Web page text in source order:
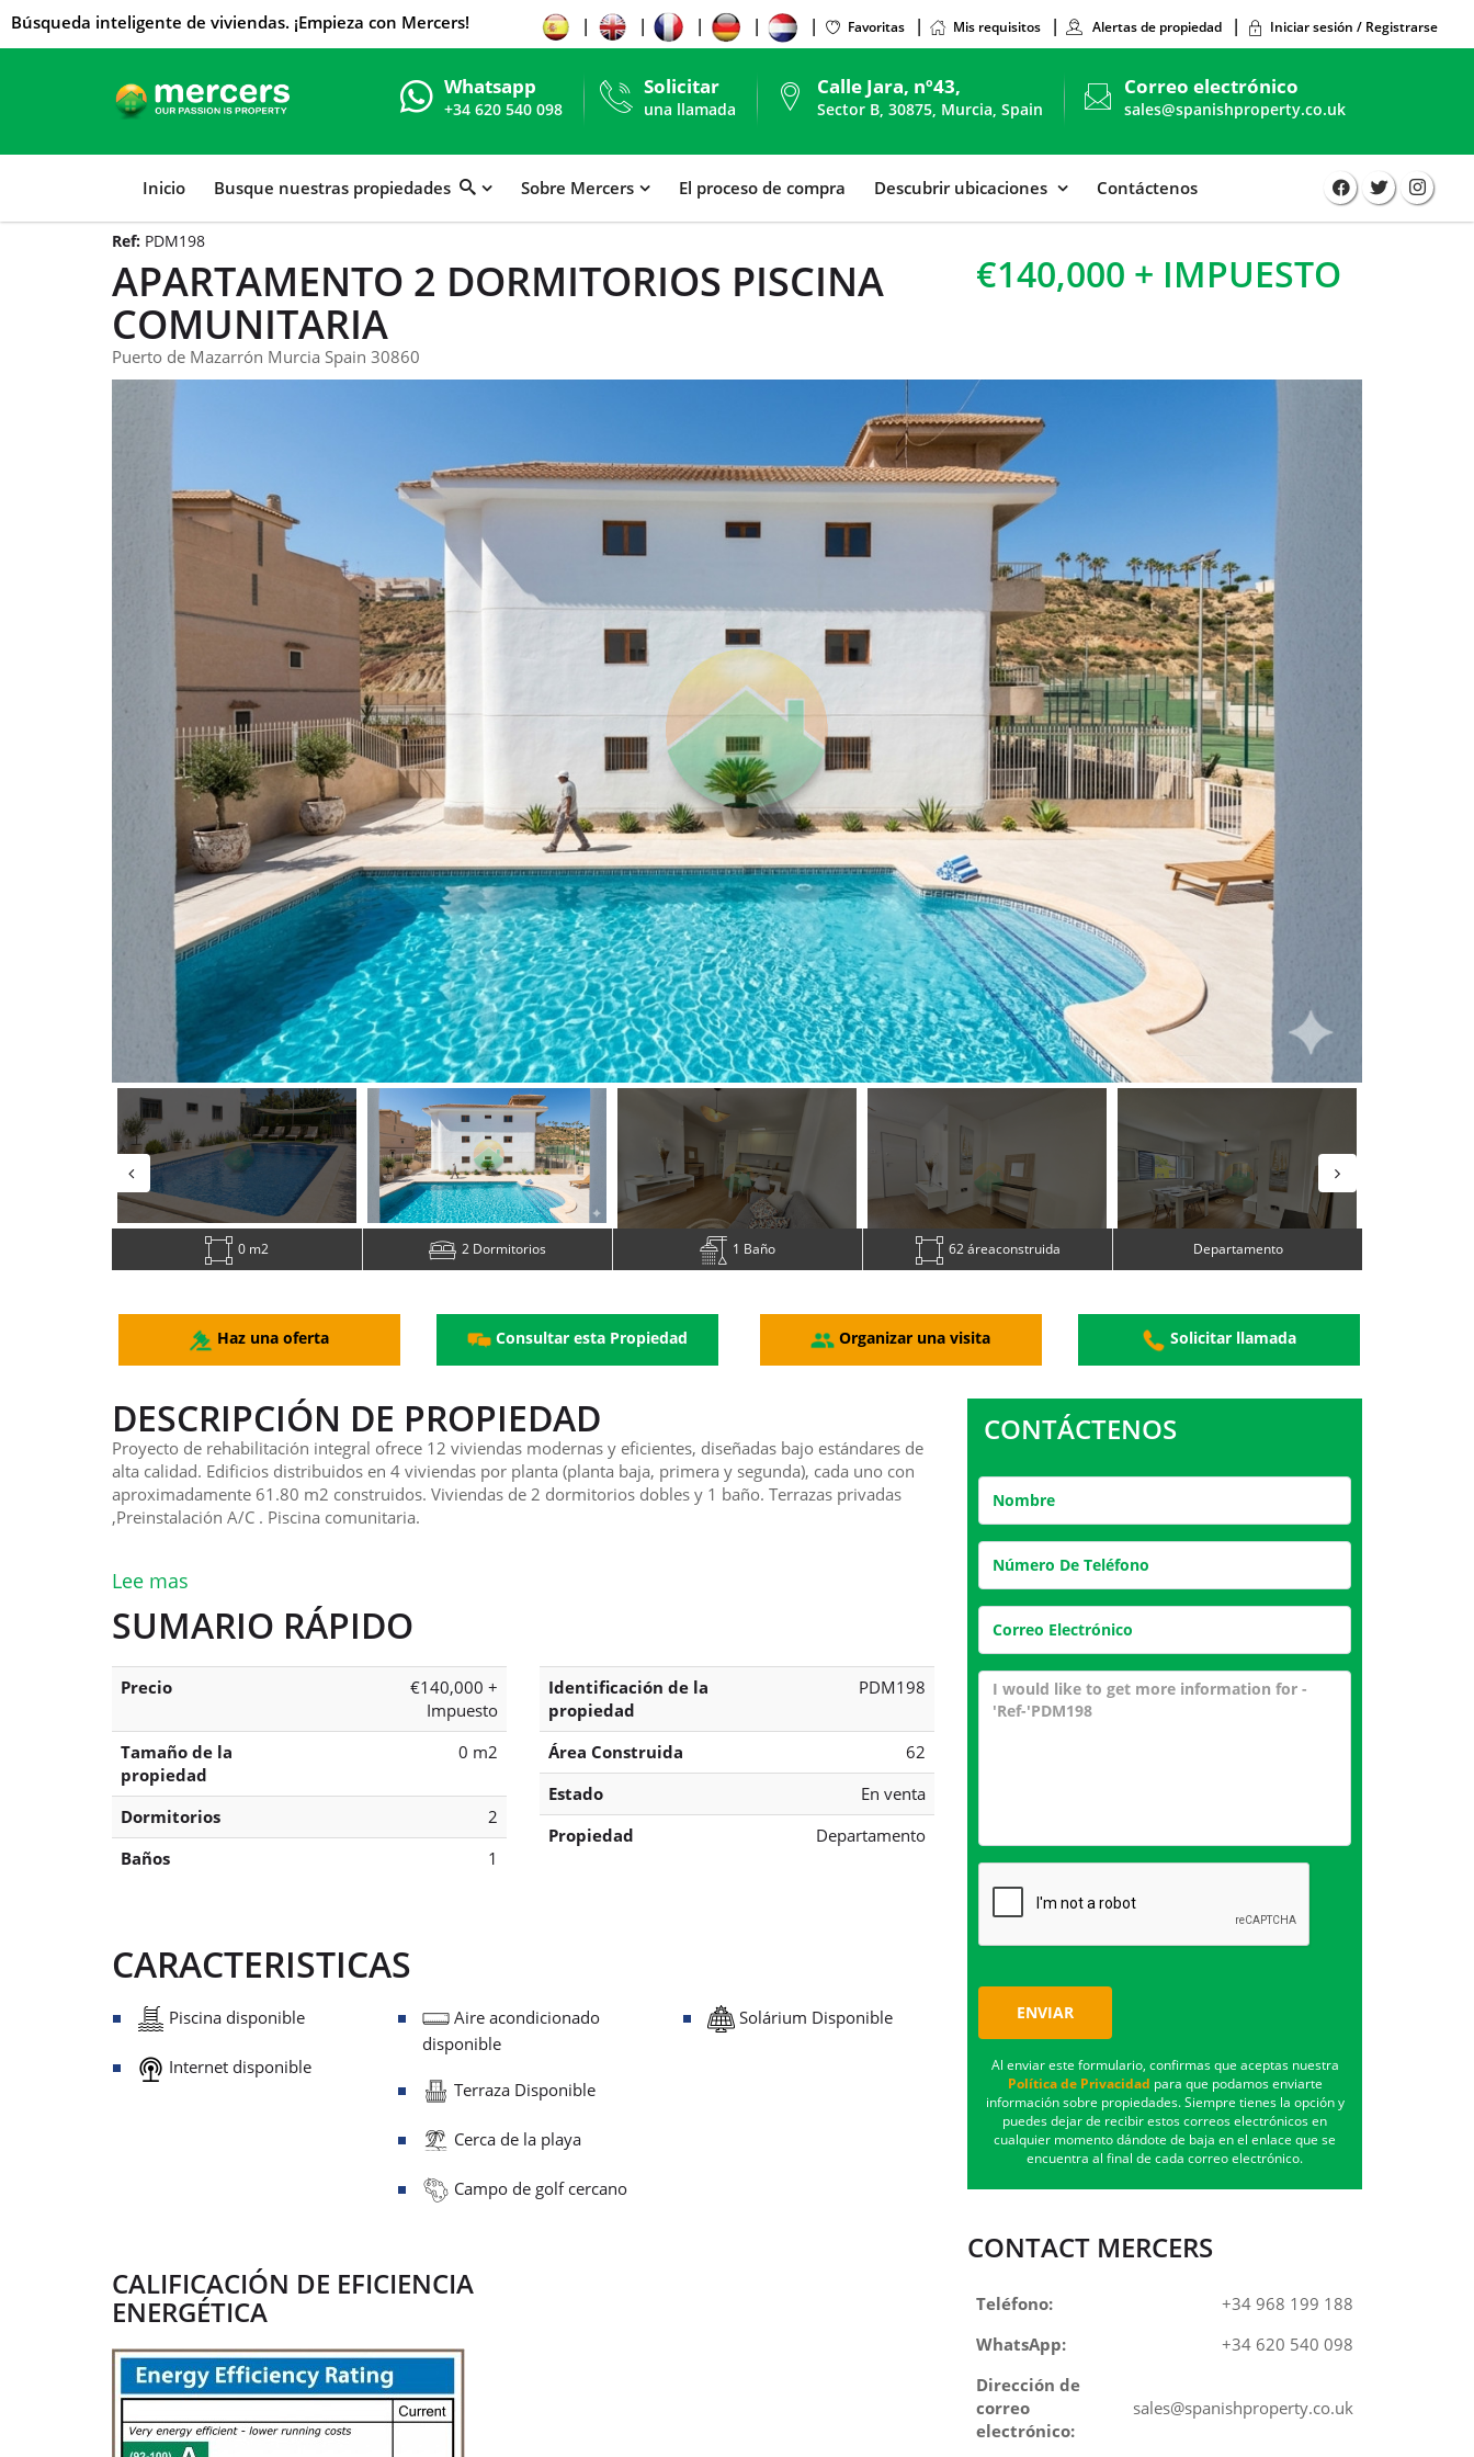
Búsqueda inteligente de viviendas. ¡Empieza con Mercers! Favoritas Mis requisitos Alertas de propiedad Iniciar sesión / Registrarse
Whatsapp
+34 620 540 098
Solicitar
una llamada
Calle Jara, nº43,
Sector B, 30875, Murcia, Spain
Correo electrónico
sales@spanishproperty.co.uk
Inicio Busque nuestras propiedades Sobre Mercers El proceso de compra Descubrir ubicaciones Contáctenos
Ref: PDM198
APARTAMENTO 2 DORMITORIOS PISCINA
COMUNITARIA
Puerto de Mazarrón Murcia Spain 30860
€140,000 + IMPUESTO
0 m2 2 Dormitorios 1 Baño 62 áreaconstruida Departamento
Haz una oferta Consultar esta Propiedad Organizar una visita Solicitar llamada
DESCRIPCIÓN DE PROPIEDAD
Proyecto de rehabilitación integral ofrece 12 viviendas modernas y eficientes, diseñadas bajo estándares de
alta calidad. Edificios distribuidos en 4 viviendas por planta (planta baja, primera y segunda), cada uno con
aproximadamente 61.80 m2 construidos. Viviendas de 2 dormitorios dobles y 1 baño. Terrazas privadas
,Preinstalación A/C . Piscina comunitaria.
Lee mas
SUMARIO RÁPIDO
Precio
€140,000 +
Impuesto
Tamaño de la
propiedad
0 m2
Dormitorios
2
Baños
1
Identificación de la
propiedad
PDM198
Área Construida
62
Estado
En venta
Propiedad
Departamento
CARACTERISTICAS
Piscina disponible
Internet disponible
Aire acondicionado
disponible
Terraza Disponible
Cerca de la playa
Campo de golf cercano
Solárium Disponible
CALIFICACIÓN DE EFICIENCIA
ENERGÉTICA
CONTÁCTENOS
ENVIAR
Al enviar este formulario, confirmas que aceptas nuestra
Política de Privacidad para que podamos enviarte
información sobre propiedades. Siempre tienes la opción y
puedes dejar de recibir estos correos electrónicos en
cualquier momento dándote de baja en el enlace que se
encuentra al final de cada correo electrónico.
CONTACT MERCERS
Teléfono:
+34 968 199 188
WhatsApp:
+34 620 540 098
Dirección de
correo
electrónico:
sales@spanishproperty.co.uk